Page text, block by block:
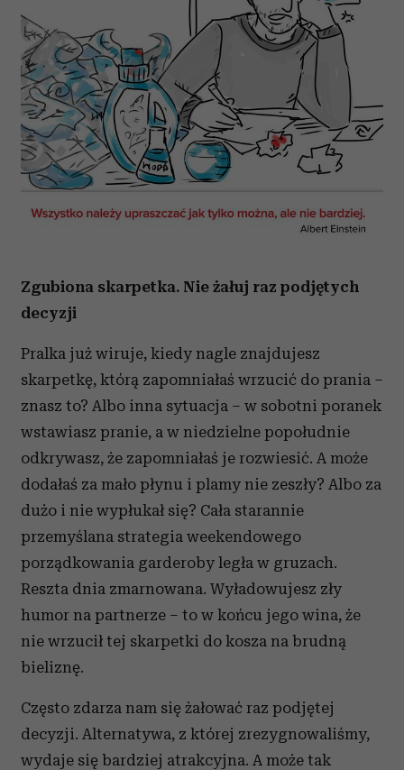
Zgubiona skarpetka. Nie żałuj raz podjętych
decyzji
Pralka już wiruje, kiedy nagle znajdujesz
skarpetkę, którą zapomniałaś wrzucić do prania –
znasz to? Albo inna sytuacja – w sobotni poranek
wstawiasz pranie, a w niedzielne popołudnie
odkrywasz, że zapomniałaś je rozwiesić. A może
dodałaś za mało płynu i plamy nie zeszły? Albo za
dużo i nie wypłukał się? Cała starannie
przemyślana strategia weekendowego
porządkowania garderoby legła w gruzach.
Reszta dnia zmarnowana. Wyładowujesz zły
humor na partnerze – to w końcu jego wina, że
nie wrzucił tej skarpetki do kosza na brudną
bieliznę.
Często zdarza nam się żałować raz podjętej
decyzji. Alternatywa, z której zrezygnowaliśmy,
wydaje się bardziej atrakcyjna. A może tak